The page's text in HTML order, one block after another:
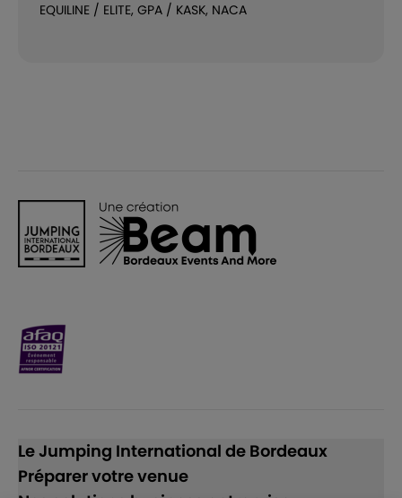
EQUILINE / ELITE, GPA / KASK, NACA
Le Jumping International de Bordeaux
Préparer votre venue